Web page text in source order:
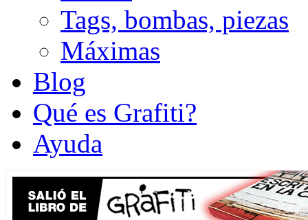
Tags, bombas, piezas
Máximas
Blog
Qué es Grafiti?
Ayuda